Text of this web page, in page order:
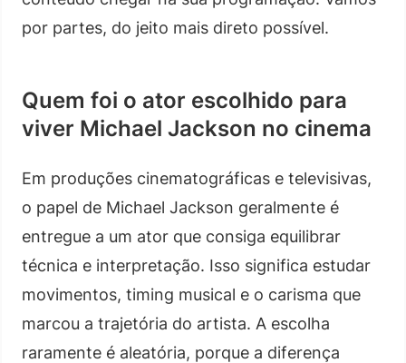
por partes, do jeito mais direto possível.
Quem foi o ator escolhido para
viver Michael Jackson no cinema
Em produções cinematográficas e televisivas,
o papel de Michael Jackson geralmente é
entregue a um ator que consiga equilibrar
técnica e interpretação. Isso significa estudar
movimentos, timing musical e o carisma que
marcou a trajetória do artista. A escolha
raramente é aleatória, porque a diferença